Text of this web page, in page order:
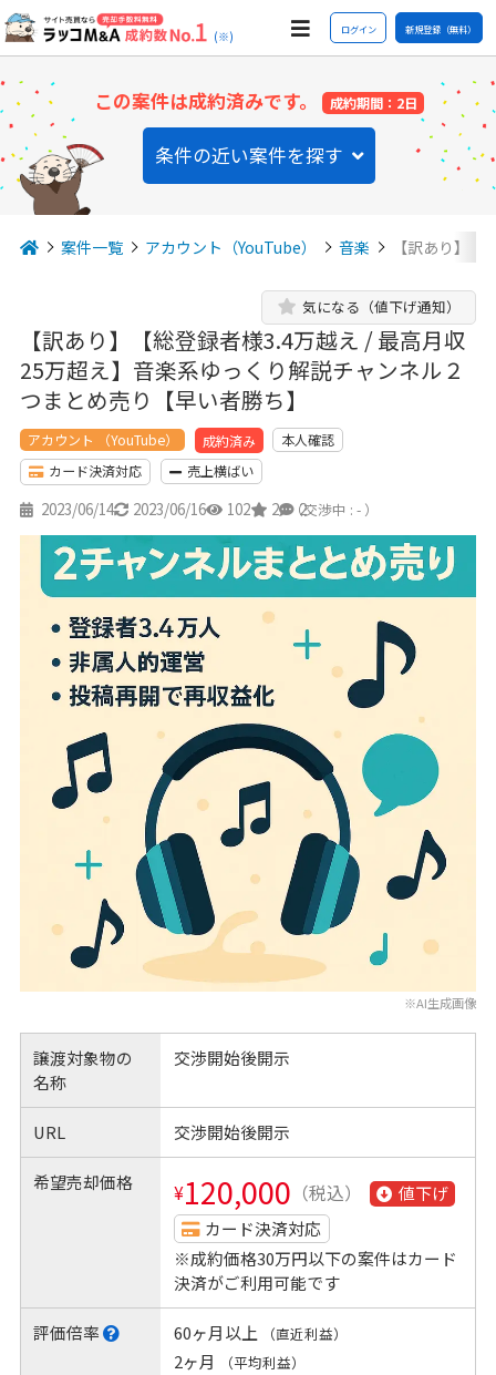
(※) ログイン 新規登録（無料）
この案件は成約済みです。 成約期間：2日
条件の近い案件を探す
案件一覧 アカウント（YouTube） 音楽 【訳あり】
【訳あり】【総登録者様3.4万越え / 最高月収
25万超え】音楽系ゆっくり解説チャンネル２
つまとめ売り【早い者勝ち】
気になる（値下げ通知）
アカウント （YouTube） 成約済み
本人確認
カード決済対応
売上横ばい
2023/06/14 2023/06/16 102 2 2
（交渉中 : - ）
※AI生成画像
譲渡対象物の
名称
交渉開始後開示
URL 交渉開始後開示
希望売却価格 ¥120,000 （税込）
値下げ
カード決済対応
※成約価格30万円以下の案件はカード
決済がご利用可能です
評価倍率 60ヶ月以上 （直近利益）
2ヶ月 （平均利益）